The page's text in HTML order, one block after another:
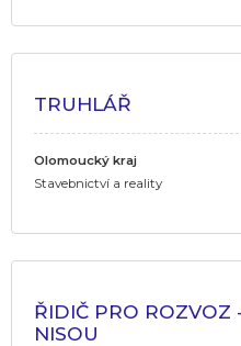
TRUHLÁŘ
Olomoucký kraj
Stavebnictví a reality
ŘIDIČ PRO ROZVOZ
NISOU